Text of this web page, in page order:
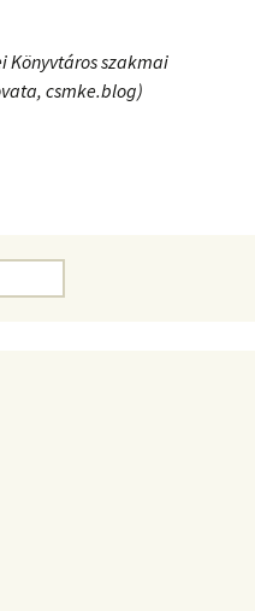
Könyvtáros szakmai
csmke.blog)